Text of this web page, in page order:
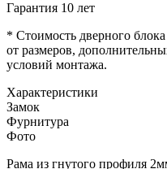
Гарантия 10 лет
* Стоимость дверного
от размеров,
условий монтажа.
Характеристики
Замок
Фурнитура
Фото
Рама из гнутого профиля